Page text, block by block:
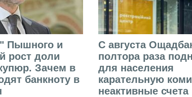
Пышного и
рост доли
Зачем в
банкноту в
С августа
полтора раза
для населения
карательную
неактивные счета